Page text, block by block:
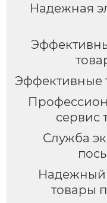
Надежная
Эффективные
сервис
Служба
Надежный
товары